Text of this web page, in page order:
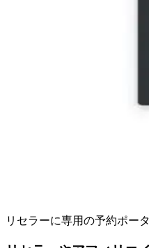
リセラーに専用の予約ポー